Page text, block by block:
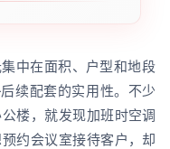
中在面积、户型和地段
续配套的实用性。不少
楼，就发现加班时空调
约会议室接待客户，却